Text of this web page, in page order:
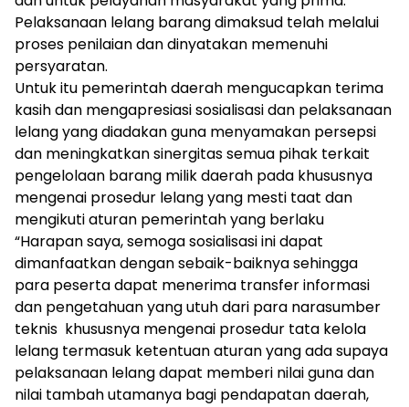
Pelaksanaan lelang barang dimaksud telah melalui
proses penilaian dan dinyatakan memenuhi
persyaratan.
Untuk itu pemerintah daerah mengucapkan terima
kasih dan mengapresiasi sosialisasi dan pelaksanaan
lelang yang diadakan guna menyamakan persepsi
dan meningkatkan sinergitas semua pihak terkait
pengelolaan barang milik daerah pada khususnya
mengenai prosedur lelang yang mesti taat dan
mengikuti aturan pemerintah yang berlaku
“Harapan saya, semoga sosialisasi ini dapat
dimanfaatkan dengan sebaik-baiknya sehingga
para peserta dapat menerima transfer informasi
dan pengetahuan yang utuh dari para narasumber
teknis khususnya mengenai prosedur tata kelola
lelang termasuk ketentuan aturan yang ada supaya
pelaksanaan lelang dapat memberi nilai guna dan
nilai tambah utamanya bagi pendapatan daerah,